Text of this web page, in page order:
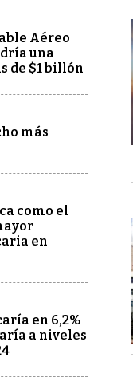
Aéreo
una
de $1 billón
más
como el
en
en 6,2%
a niveles